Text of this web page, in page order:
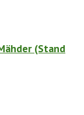
(Stand